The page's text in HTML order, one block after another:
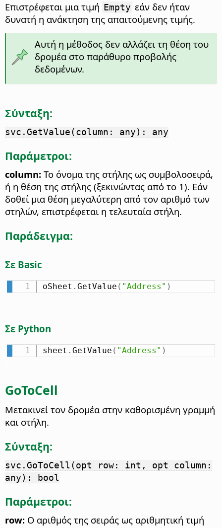
Επιστρέφεται μια τιμή Empty εάν δεν ήταν
δυνατή η ανάκτηση της απαιτούμενης τιμής.
Αυτή η μέθοδος δεν αλλάζει τη θέση του
δρομέα στο παράθυρο προβολής
δεδομένων.
Σύνταξη:
svc.GetValue(column: any): any
Παράμετροι:
column: Το όνομα της στήλης ως συμβολοσειρά,
ή η θέση της στήλης (ξεκινώντας από το 1). Εάν
δοθεί μια θέση μεγαλύτερη από τον αριθμό των
στηλών, επιστρέφεται η τελευταία στήλη.
Παράδειγμα:
Σε Basic
oSheet . GetValue ( "Address" )
Σε Python
sheet . GetValue ( "Address" )
GoToCell
Μετακινεί τον δρομέα στην καθορισμένη γραμμή
και στήλη.
Σύνταξη:
svc.GoToCell(opt row: int, opt column:
any): bool
Παράμετροι:
row: Ο αριθμός της σειράς ως αριθμητική τιμή